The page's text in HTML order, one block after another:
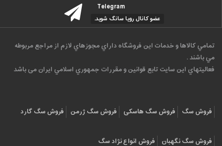
Telegram
عضو کانال رویا سانگ شوید.
تمامي كالاها و خدمات اين فروشگاه داراي مجوزهاي لازم از مراجع مربوطه
مي باشند .
فعاليتهاي اين سايت تابع قوانين و مقررات جمهوري اسلامي ايران می باشد
فروش سگ فروش سگ هاسکی فروش سگ ژرمن فروش سگ گارد
فروش سگ نگهبان فروش انواع نژاد سگ